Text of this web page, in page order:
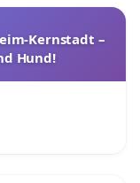
Kernstadt –
Hund!